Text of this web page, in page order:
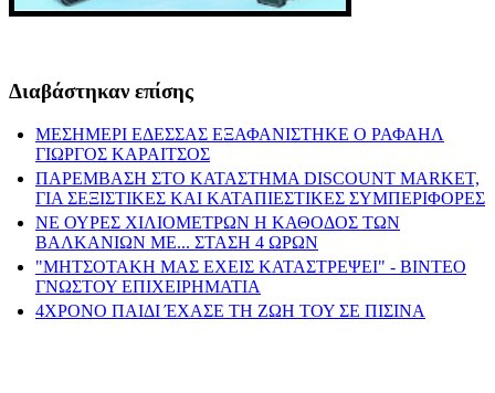
Διαβάστηκαν επίσης
ΜΕΣΗΜΕΡΙ ΕΔΕΣΣΑΣ ΕΞΑΦΑΝΙΣΤΗΚΕ Ο ΡΑΦΑΗΛ
ΓΙΩΡΓΟΣ ΚΑΡΑΙΤΣΟΣ
ΠΑΡΕΜΒΑΣΗ ΣΤΟ ΚΑΤΑΣΤΗΜΑ DISCOUNT MARKET,
ΓΙΑ ΣΕΞΙΣΤΙΚΕΣ ΚΑΙ ΚΑΤΑΠΙΕΣΤΙΚΕΣ ΣΥΜΠΕΡΙΦΟΡΕΣ
ΝΕ ΟΥΡΕΣ ΧΙΛΙΟΜΕΤΡΩΝ Η ΚΑΘΟΔΟΣ ΤΩΝ
ΒΑΛΚΑΝΙΩΝ ΜΕ... ΣΤΑΣΗ 4 ΩΡΩΝ
"ΜΗΤΣΟΤΑΚΗ ΜΑΣ ΕΧΕΙΣ ΚΑΤΑΣΤΡΕΨΕΙ" - ΒΙΝΤΕΟ
ΓΝΩΣΤΟΥ ΕΠΙΧΕΙΡΗΜΑΤΙΑ
4ΧΡΟΝΟ ΠΑΙΔΙ ΈΧΑΣΕ ΤΗ ΖΩΗ ΤΟΥ ΣΕ ΠΙΣΙΝΑ